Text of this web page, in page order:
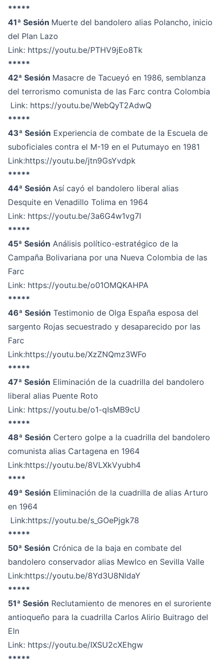
*****
41ª Sesión Muerte del bandolero alias Polancho, inicio
del Plan Lazo
Link: https://youtu.be/PTHV9jEo8Tk
*****
42ª Sesión Masacre de Tacueyó en 1986, semblanza
del terrorismo comunista de las Farc contra Colombia
Link: https://youtu.be/WebQyT2AdwQ
*****
43ª Sesión Experiencia de combate de la Escuela de
suboficiales contra el M-19 en el Putumayo en 1981
Link:https://youtu.be/jtn9GsYvdpk
*****
44ª Sesión Así cayó el bandolero liberal alias
Desquite en Venadillo Tolima en 1964
Link: https://youtu.be/3a6G4w1vg7I
*****
45ª Sesión Análisis político-estratégico de la
Campaña Bolivariana por una Nueva Colombia de las
Farc
Link: https://youtu.be/o01OMQKAHPA
*****
46ª Sesión Testimonio de Olga España esposa del
sargento Rojas secuestrado y desaparecido por las
Farc
Link:https://youtu.be/XzZNQmz3WFo
*****
47ª Sesión Eliminación de la cuadrilla del bandolero
liberal alias Puente Roto
Link: https://youtu.be/o1-qIsMB9cU
*****
48ª Sesión Certero golpe a la cuadrilla del bandolero
comunista alias Cartagena en 1964
Link:https://youtu.be/8VLXkVyubh4
****
49ª Sesión Eliminación de la cuadrilla de alias Arturo
en 1964
Link:https://youtu.be/s_GOePjgk78
*****
50ª Sesión Crónica de la baja en combate del
bandolero conservador alias Mewlco en Sevilla Valle
Link:https://youtu.be/8Yd3U8NldaY
*****
51ª Sesión Reclutamiento de menores en el suroriente
antioqueño para la cuadrilla Carlos Alirio Buitrago del
Eln
Link: https://youtu.be/IXSU2cXEhgw
*****